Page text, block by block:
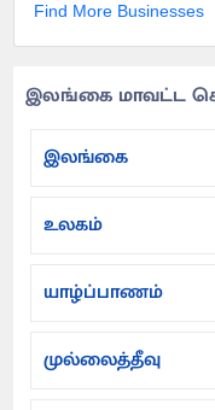
Find More Businesses
இலங்கை மாவட்ட
இலங்கை
உலகம்
யாழ்ப்பாணம்
முல்லைத்தீவு